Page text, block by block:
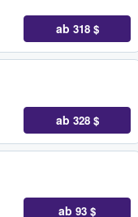
ab 318 $
ab 328 $
ab 93 $